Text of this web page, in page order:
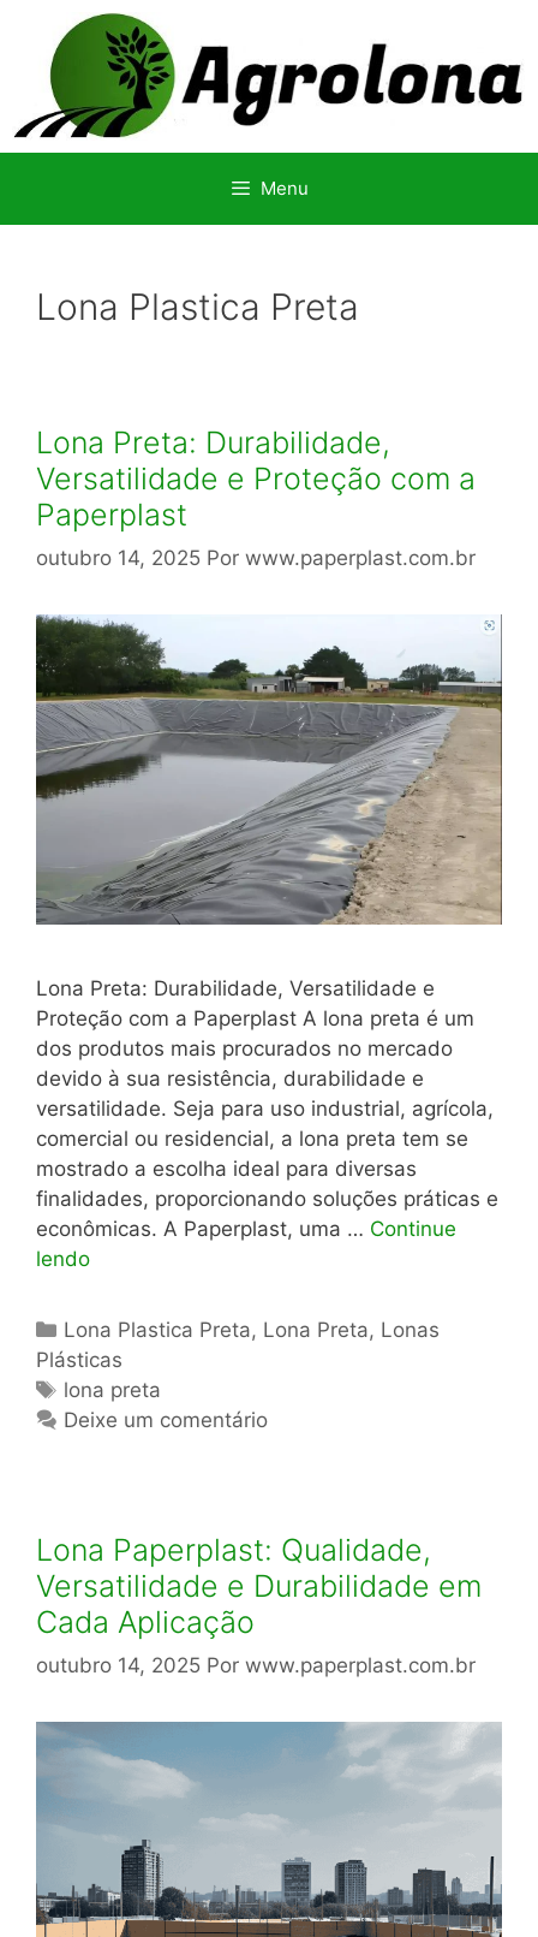
conteúdo
Menu
Lona Plastica Preta
Lona Preta: Durabilidade,
Versatilidade e Proteção com a
Paperplast
outubro 14, 2025 Por www.paperplast.com.br
Lona Preta: Durabilidade, Versatilidade e
Proteção com a Paperplast A lona preta é um
dos produtos mais procurados no mercado
devido à sua resistência, durabilidade e
versatilidade. Seja para uso industrial, agrícola,
comercial ou residencial, a lona preta tem se
mostrado a escolha ideal para diversas
finalidades, proporcionando soluções práticas e
econômicas. A Paperplast, uma … Continue
lendo
Categorias
Lona Plastica Preta, Lona Preta, Lonas
Plásticas
Tags
lona preta
Deixe um comentário
Lona Paperplast: Qualidade,
Versatilidade e Durabilidade em
Cada Aplicação
outubro 14, 2025 Por www.paperplast.com.br